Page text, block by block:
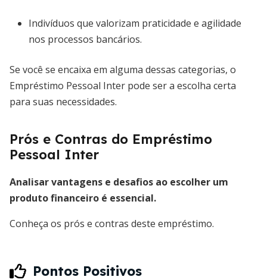
Indivíduos que valorizam praticidade e agilidade
nos processos bancários.
Se você se encaixa em alguma dessas categorias, o
Empréstimo Pessoal Inter pode ser a escolha certa
para suas necessidades.
Prós e Contras do Empréstimo
Pessoal Inter
Analisar vantagens e desafios ao escolher um
produto financeiro é essencial.
Conheça os prós e contras deste empréstimo.
Pontos Positivos